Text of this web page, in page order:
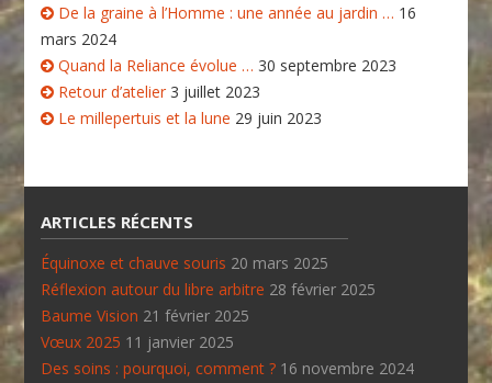
De la graine à l’Homme : une année au jardin … 16
mars 2024
Quand la Reliance évolue … 30 septembre 2023
Retour d’atelier 3 juillet 2023
Le millepertuis et la lune 29 juin 2023
ARTICLES RÉCENTS
Équinoxe et chauve souris 20 mars 2025
Réflexion autour du libre arbitre 28 février 2025
Baume Vision 21 février 2025
Vœux 2025 11 janvier 2025
Des soins : pourquoi, comment ? 16 novembre 2024